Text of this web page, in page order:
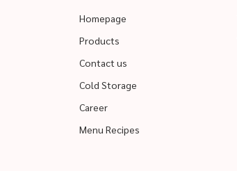
Homepage
Products
Contact us
Cold Storage
Career
Menu Recipes